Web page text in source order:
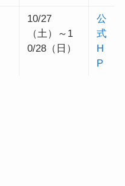
10/27
（土）～1
0/28（日）
公
式
H
P